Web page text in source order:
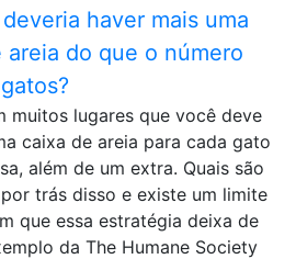
haver mais uma
areia do que o número
muitos lugares que você deve
caixa de areia para cada gato
além de um extra. Quais são
trás disso e existe um limite
que essa estratégia deixa de
da The Humane Society